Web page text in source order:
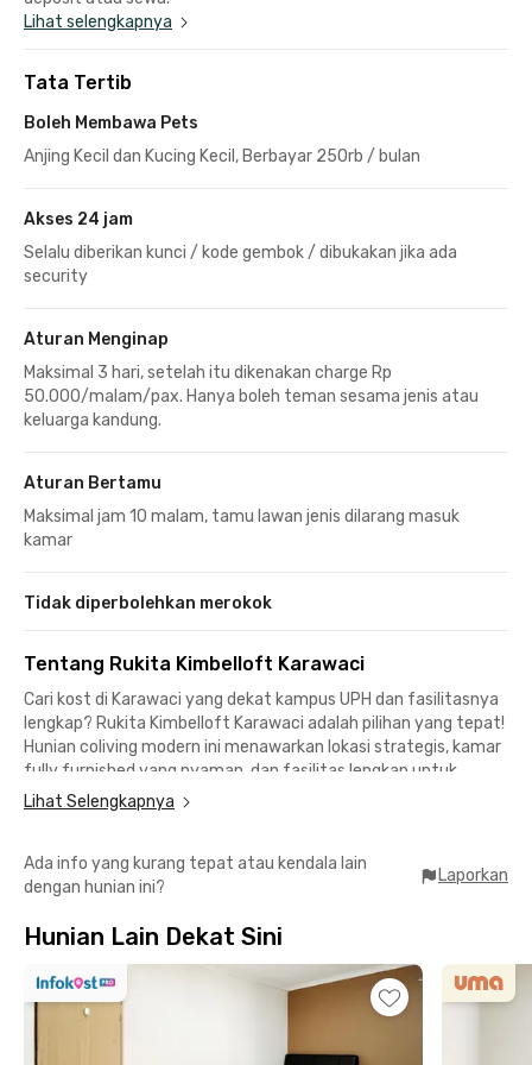
Lihat selengkapnya
Tata Tertib
Boleh Membawa Pets
Anjing Kecil dan Kucing Kecil, Berbayar 250rb / bulan
Akses 24 jam
Selalu diberikan kunci / kode gembok / dibukakan jika ada
security
Aturan Menginap
Maksimal 3 hari, setelah itu dikenakan charge Rp
50.000/malam/pax. Hanya boleh teman sesama jenis atau
keluarga kandung.
Aturan Bertamu
Maksimal jam 10 malam, tamu lawan jenis dilarang masuk
kamar
Tidak diperbolehkan merokok
Tentang Rukita Kimbelloft Karawaci
Cari kost di Karawaci yang dekat kampus UPH dan fasilitasnya
lengkap? Rukita Kimbelloft Karawaci adalah pilihan yang tepat!
Hunian coliving modern ini menawarkan lokasi strategis, kamar
fully furnished yang nyaman, dan fasilitas lengkap untuk
mendukung aktivitasmu.
🛍️ 8 menit ke Matahari Tower dan 14 menit ke Karawaci Office
Park
🛍️ 10 menit ke Supermal Karawaci dan 20 menit ke Tangcity
🚍 Dekat transportasi umum dan jalan utama untuk
memudahkan mobilitasmu ke berbagai tempat di Karawaci dan
Lihat Selengkapnya
Ada info yang kurang tepat atau kendala lain
dengan hunian ini?
Laporkan
Hunian Lain Dekat Sini